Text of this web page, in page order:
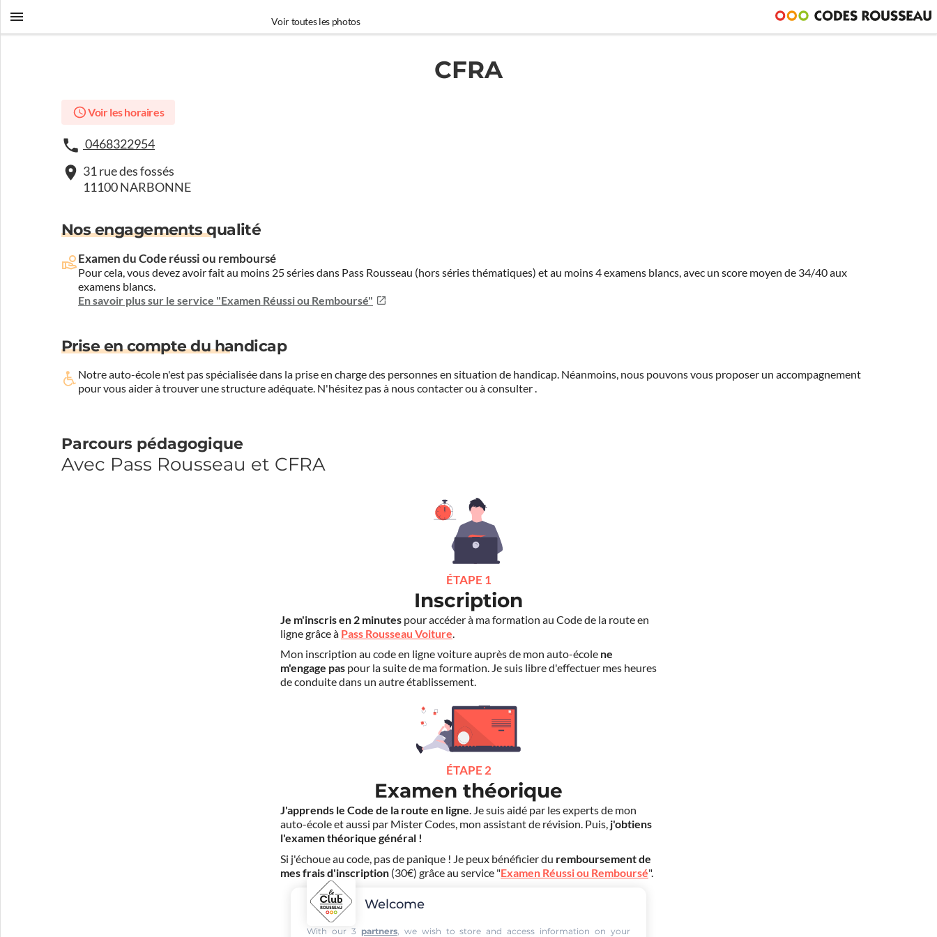
Voir toutes les photos
CFRA
Voir les horaires
0468322954
31 rue des fossés
11100 NARBONNE
Nos engagements qualité
Examen du Code réussi ou remboursé
Pour cela, vous devez avoir fait au moins 25 séries dans Pass Rousseau (hors séries thématiques) et au moins 4 examens blancs, avec un score moyen de 34/40 aux
examens blancs.
En savoir plus sur le service "Examen Réussi ou Remboursé"
Prise en compte du handicap
Notre auto-école n'est pas spécialisée dans la prise en charge des personnes en situation de handicap. Néanmoins, nous pouvons vous proposer un accompagnement
pour vous aider à trouver une structure adéquate. N'hésitez pas à nous contacter ou à consulter.
Parcours pédagogique
Avec Pass Rousseau et CFRA
ÉTAPE 1
Inscription
Je m'inscris en 2 minutes pour accéder à ma formation au Code de la route en
ligne grâce à Pass Rousseau Voiture.
Mon inscription au code en ligne voiture auprès de mon auto-école ne
m'engage pas pour la suite de ma formation. Je suis libre d'effectuer mes heures
de conduite dans un autre établissement.
ÉTAPE 2
Examen théorique
J'apprends le Code de la route en ligne. Je suis aidé par les experts de mon
auto-école et aussi par Mister Codes, mon assistant de révision. Puis, j'obtiens
l'examen théorique général !
Si j'échoue au code, pas de panique ! Je peux bénéficier du remboursement de
mes frais d'inscription (30€) grâce au service "Examen Réussi ou Remboursé".
Welcome
With our 3 partners, we wish to store and access information on your